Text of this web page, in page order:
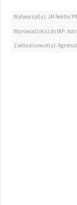
Wytworzył(a): JM Rektor
Wprowadził(a) do BIP:
Zaktualizował(a):